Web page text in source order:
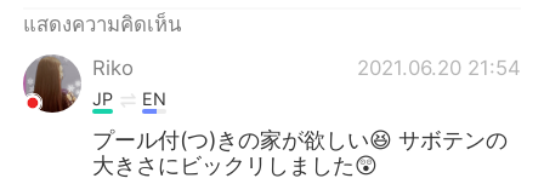
แสดงความคิดเห็น
Riko
2021.06.20 21:54
JP EN
プール付(つ)きの家が欲しい😆 サボテンの
大きさにビックリしました😲